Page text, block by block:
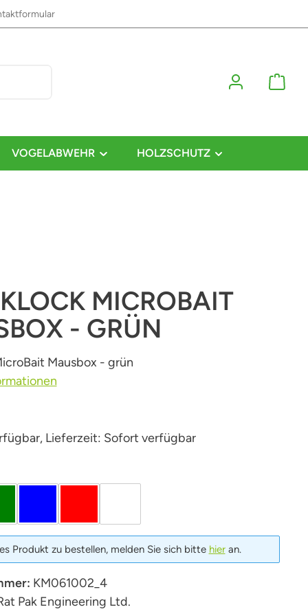
VOGELABWEHR HOLZSCHUTZ
MICROBAIT
- GRÜN
Mausbox - grün
Lieferzeit: Sofort verfügbar
Produkt zu bestellen, melden Sie sich bitte hieran.
KM061002_4
Pak Engineering Ltd.